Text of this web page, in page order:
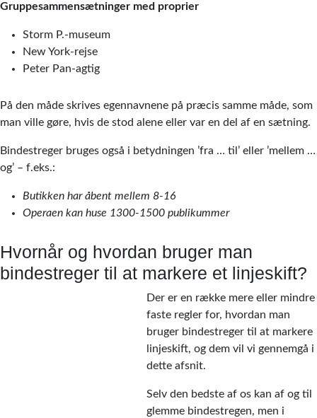
Gruppesammensætninger med proprier
Storm P.-museum
New York-rejse
Peter Pan-agtig
På den måde skrives egennavnene på præcis samme måde, som
man ville gøre, hvis de stod alene eller var en del af en sætning.
Bindestreger bruges også i betydningen ’fra … til’ eller ’mellem …
og’ – f.eks.:
Butikken har åbent mellem 8-16
Operaen kan huse 1300-1500 publikummer
Hvornår og hvordan bruger man
bindestreger til at markere et linjeskift?
Der er en række mere eller mindre
faste regler for, hvordan man
bruger bindestreger til at markere
linjeskift, og dem vil vi gennemgå i
dette afsnit.
Selv den bedste af os kan af og til
glemme bindestregen, men i